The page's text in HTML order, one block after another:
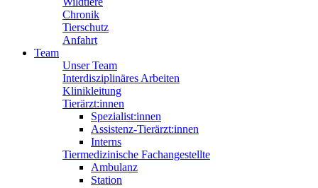
Chronik
Tierschutz
Anfahrt
Team
Unser Team
Interdisziplinäres Arbeiten
Klinikleitung
Tierärzt:innen
Spezialist:innen
Assistenz-Tierärzt:innen
Interns
Tiermedizinische Fachangestellte
Ambulanz
Station